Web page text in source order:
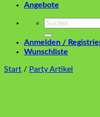
Angebote
Suchen
Anmelden /
Wunschliste
Start / Party Artikel